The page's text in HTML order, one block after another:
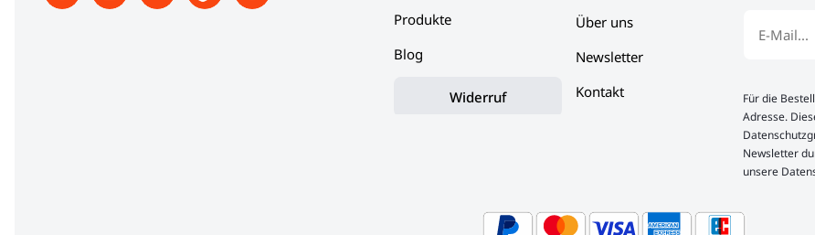
Produkte
Blog
Widerruf
Über uns
Newsletter
Kontakt
Für die
Adresse.
Newsletter
unsere